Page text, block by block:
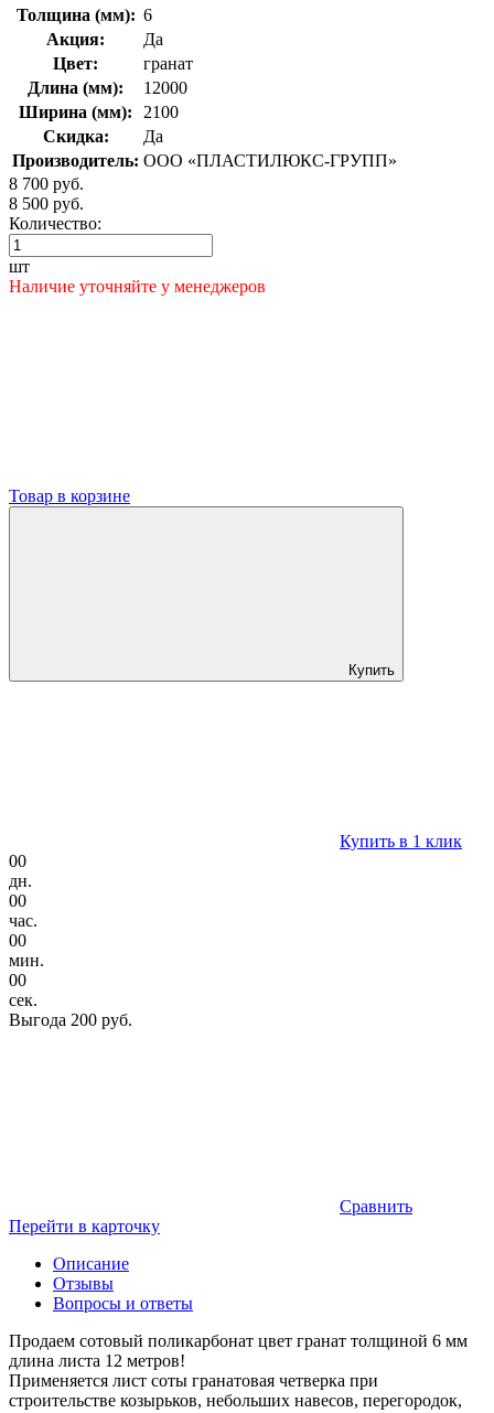
Толщина (мм): 6
Акция:
Да
Цвет:
гранат
Длина (мм):
12000
Ширина (мм):
2100
Скидка:
Да
Производитель: ООО «ПЛАСТИЛЮКС-ГРУПП»
8 700 руб.
8 500 руб.
Количество:
шт
Наличие уточняйте у менеджеров
Товар в корзине
Купить
Купить в 1 клик
00
дн.
00
час.
00
мин.
00
сек.
Выгода 200 руб.
Сравнить
Перейти в карточку
Описание
Отзывы
Вопросы и ответы
Продаем сотовый поликарбонат цвет гранат толщиной 6 мм
длина листа 12 метров!
Применяется лист соты гранатовая четверка при
строительстве козырьков, небольших навесов, перегородок,